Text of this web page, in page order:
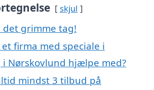
skjul
det grimme tag!
firma med speciale i
Nørskovlund hjælpe med?
mindst 3 tilbud på